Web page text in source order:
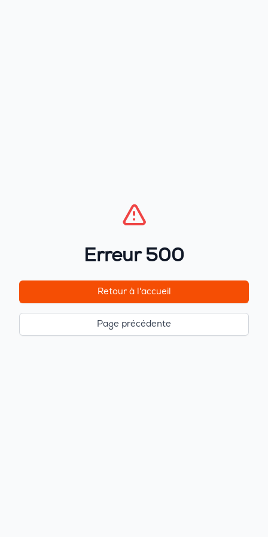
Erreur 500
Retour à l'accueil
Page précédente